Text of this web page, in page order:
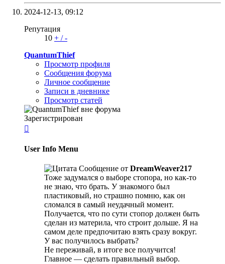
2024-12-13, 09:12
Репутация
10 + /-
QuantumThief
Просмотр профиля
Сообщения форума
Личное сообщение
Записи в дневнике
Просмотр статей
Зарегистрирован

User Info Menu
Сообщение от DreamWeaver217
Тоже задумался о выборе стопора, но как-то
не знаю, что брать. У знакомого был
пластиковый, но страшно помню, как он
сломался в самый неудачный момент.
Получается, что по сути стопор должен быть
сделан из материла, что строит дольше. Я на
самом деле предпочитаю взять сразу вокруг.
У вас получилось выбрать?
Не переживай, в итоге все получится!
Главное — сделать правильный выбор.